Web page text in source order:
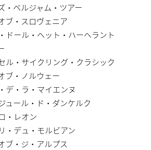
・ベルジャム・ツアー
ブ・スロヴェニア
ドール・ヘット・ハーヘラント
ル・サイクリング・クラシック
ブ・ノルウェー
デ・ラ・マイエンヌ
ュール・ド・ダンケルク
・レオン
・デュ・モルビアン
ブ・ジ・アルプス